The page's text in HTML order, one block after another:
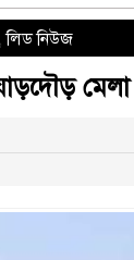
লিড নিউজ
মেলা